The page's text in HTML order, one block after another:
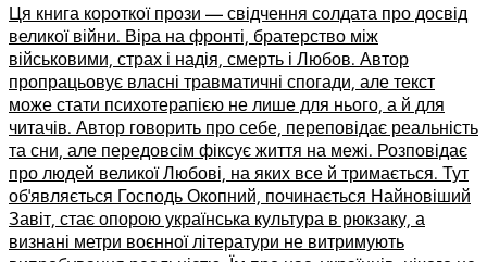
Ця книга короткої прози — свідчення солдата про досвід
великої війни. Віра на фронті, братерство між
військовими, страх і надія, смерть і Любов. Автор
пропрацьовує власні травматичні спогади, але текст
може стати психотерапією не лише для нього, а й для
читачів. Автор говорить про себе, переповідає реальність
та сни, але передовсім фіксує життя на межі. Розповідає
про людей великої Любові, на яких все й тримається. Тут
обʼявляється Господь Окопний, починається Найновіший
Завіт, стає опорою українська культура в рюкзаку, а
визнані метри воєнної літератури не витримують